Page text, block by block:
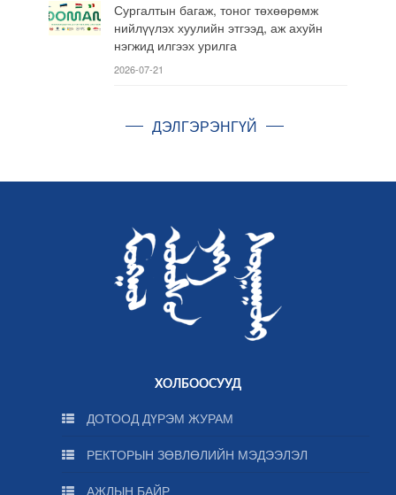
Сургалтын багаж, тоног төхөөрөмж
нийлүүлэх хуулийн этгээд, аж ахуйн
нэгжид илгээх урилга
2026-07-21
ДЭЛГЭРЭНГҮЙ
ХОЛБООСУУД
ДОТООД ДҮРЭМ ЖУРАМ
РЕКТОРЫН ЗӨВЛӨЛИЙН МЭДЭЭЛЭЛ
АЖЛЫН БАЙР